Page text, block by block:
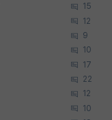
15
12
9
10
17
22
12
10